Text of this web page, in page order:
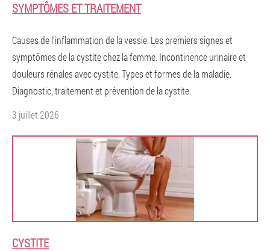
SYMPTÔMES ET TRAITEMENT
Causes de l'inflammation de la vessie. Les premiers signes et
symptômes de la cystite chez la femme. Incontinence urinaire et
douleurs rénales avec cystite. Types et formes de la maladie.
Diagnostic, traitement et prévention de la cystite.
3 juillet 2026
CYSTITE